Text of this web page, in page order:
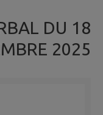
DU 18
2025